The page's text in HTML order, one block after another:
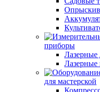
приборы
Лазерные
для мастерской